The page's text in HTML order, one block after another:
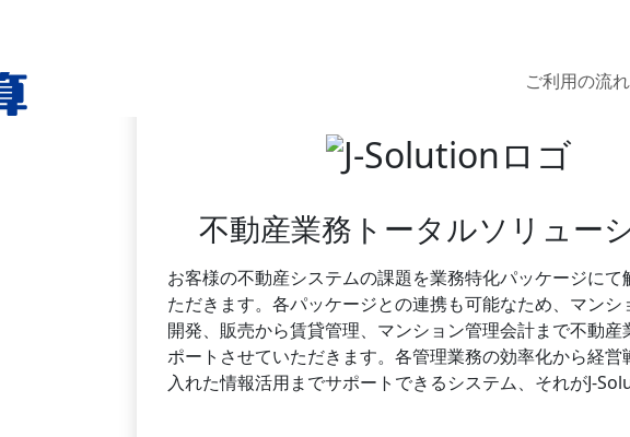
ご利用の流
不動産業務トータルソリュー
お客様の不動産システムの課題を業務特化パッケージにて
ただきます。各パッケージとの連携も可能なため、マンシ
開発、販売から賃貸管理、マンション管理会計まで不動産
ポートさせていただきます。各管理業務の効率化から経営
入れた情報活用までサポートできるシステム、それがJ-